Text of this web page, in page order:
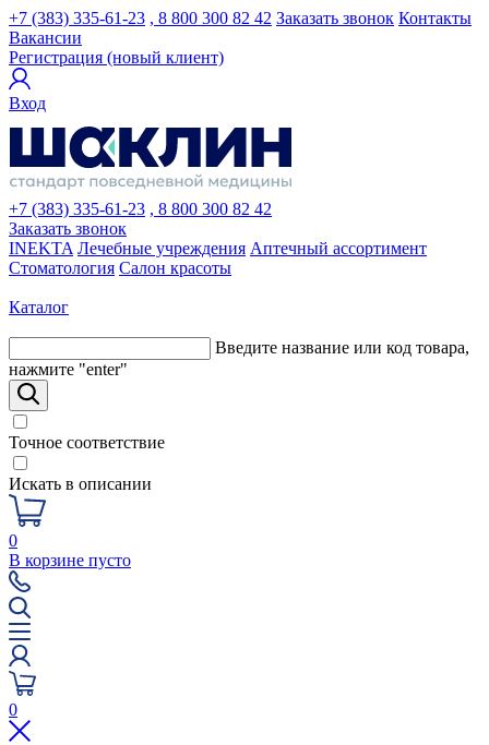
+7 (383) 335-61-23 , 8 800 300 82 42 Заказать звонок Контакты
Вакансии
Регистрация (новый клиент)
Вход
+7 (383) 335-61-23 , 8 800 300 82 42
Заказать звонок
INEKTA Лечебные учреждения Аптечный ассортимент
Стоматология Салон красоты
Каталог
Введите название или код товара,
нажмите "enter"
Точное соответствие
Искать в описании
0
В корзине пусто
0